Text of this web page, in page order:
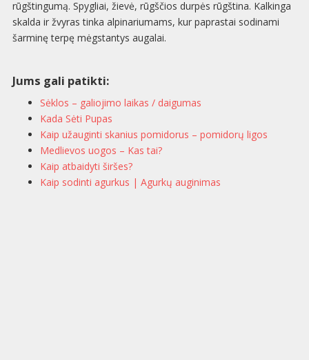
rūgštingumą. Spygliai, žievė, rūgščios durpės rūgština. Kalkinga
skalda ir žvyras tinka alpinariumams, kur paprastai sodinami
šarminę terpę mėgstantys augalai.
Jums gali patikti:
Sėklos – galiojimo laikas / daigumas
Kada Sėti Pupas
Kaip užauginti skanius pomidorus – pomidorų ligos
Medlievos uogos – Kas tai?
Kaip atbaidyti širšes?
Kaip sodinti agurkus | Agurkų auginimas